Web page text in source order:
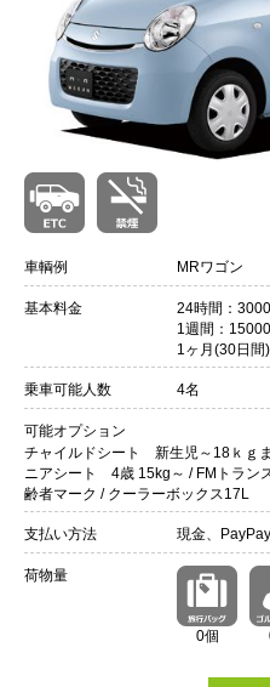
車輌例 MRワゴン
基本料金
24時間：
1週間：
1ヶ月(30日間
乗車可能人数 4名
可能オプション
チャイルドシート 新生児～18ｋｇ
ニアシート 4歳 15kg～ / FMトラン
齢者マーク / クーラーボックス17L
支払い方法 現金、
荷物量
0個